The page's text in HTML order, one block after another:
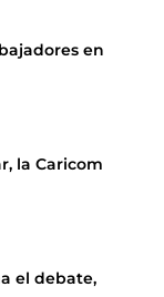
en
la Caricom
el debate,